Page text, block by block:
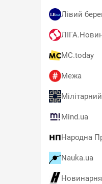
Лівий
MC.today
Межа
Мілітарний
Mind.ua
Народна
Nauka.ua
Новинарня